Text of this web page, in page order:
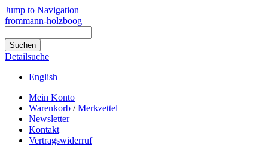
Jump to Navigation
frommann-holzboog
Detailsuche
English
Mein Konto
Warenkorb /Merkzettel
Newsletter
Kontakt
Vertragswiderruf